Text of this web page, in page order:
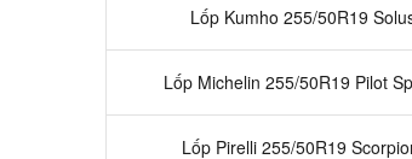
Lốp Kumho 255/50R19
Lốp Michelin 255/50R19 Pilot
Lốp Pirelli 255/50R19